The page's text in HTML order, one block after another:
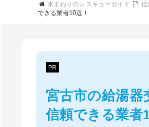
水まわりのレスキューガイド 信
できる業者10選！
PR
宮古市の給湯器
信頼できる業者